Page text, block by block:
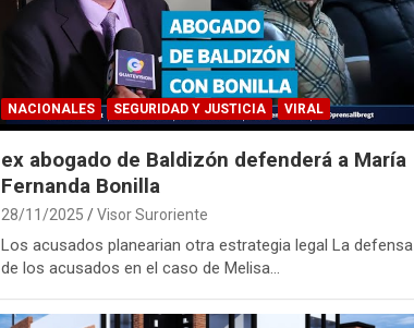
NACIONALES SEGURIDAD Y JUSTICIA VIRAL
ex abogado de Baldizón defenderá a María
Fernanda Bonilla
28/11/2025 Visor Suroriente
Los acusados planearian otra estrategia legal La defensa
de los acusados en el caso de Melisa…